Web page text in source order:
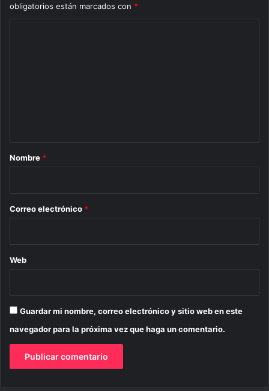
obligatorios están marcados con *
r
*
Nombre *
Correo electrónico *
Web
Guardar mi nombre, correo electrónico y sitio web en este
navegador para la próxima vez que haga un comentario.